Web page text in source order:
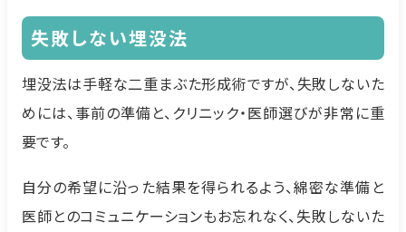
失敗しない埋没法
埋没法は手軽な二重まぶた形成術ですが、失敗しないた
めには、事前の準備と、クリニック・医師選びが非常に重
要です。
自分の希望に沿った結果を得られるよう、綿密な準備と
医師とのコミュニケーションもお忘れなく、失敗しないた